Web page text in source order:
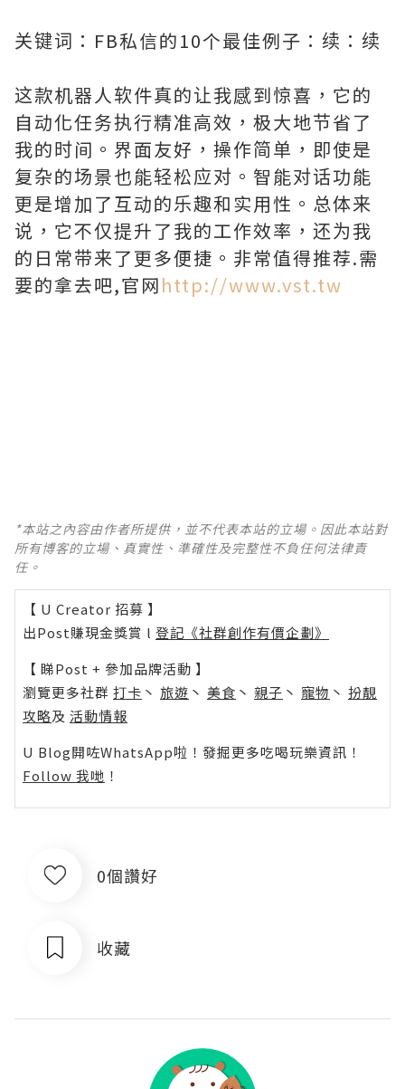
关键词：FB私信的10个最佳例子：续：续
这款机器人软件真的让我感到惊喜，它的
自动化任务执行精准高效，极大地节省了
我的时间。界面友好，操作简单，即使是
复杂的场景也能轻松应对。智能对话功能
更是增加了互动的乐趣和实用性。总体来
说，它不仅提升了我的工作效率，还为我
的日常带来了更多便捷。非常值得推荐.需
要的拿去吧,官网http://www.vst.tw
*本站之內容由作者所提供，並不代表本站的立場。因此本站對
所有博客的立場、真實性、準確性及完整性不負任何法律責
任。
【 U Creator 招募 】
出Post賺現金獎賞 l 登記《社群創作有價企劃》
【 睇Post + 參加品牌活動 】
瀏覽更多社群 打卡 丶 旅遊 丶 美食 丶 親子 丶 寵物 丶 扮靚
攻略及 活動情報
U Blog開咗WhatsApp啦！發掘更多吃喝玩樂資訊！
Follow 我哋 ！
0個讚好
收藏